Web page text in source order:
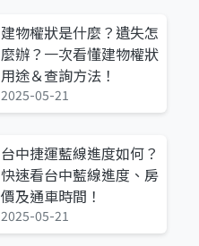
建物權狀是什麼？遺失怎
麼辦？一次看懂建物權狀
用途＆查詢方法！
2025-05-21
台中捷運藍線進度如何？
快速看台中藍線進度、房
價及通車時間！
2025-05-21